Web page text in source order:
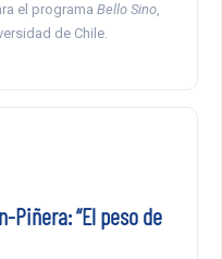
el programa Bello Sino,
de Chile.
Piñera: “El peso de